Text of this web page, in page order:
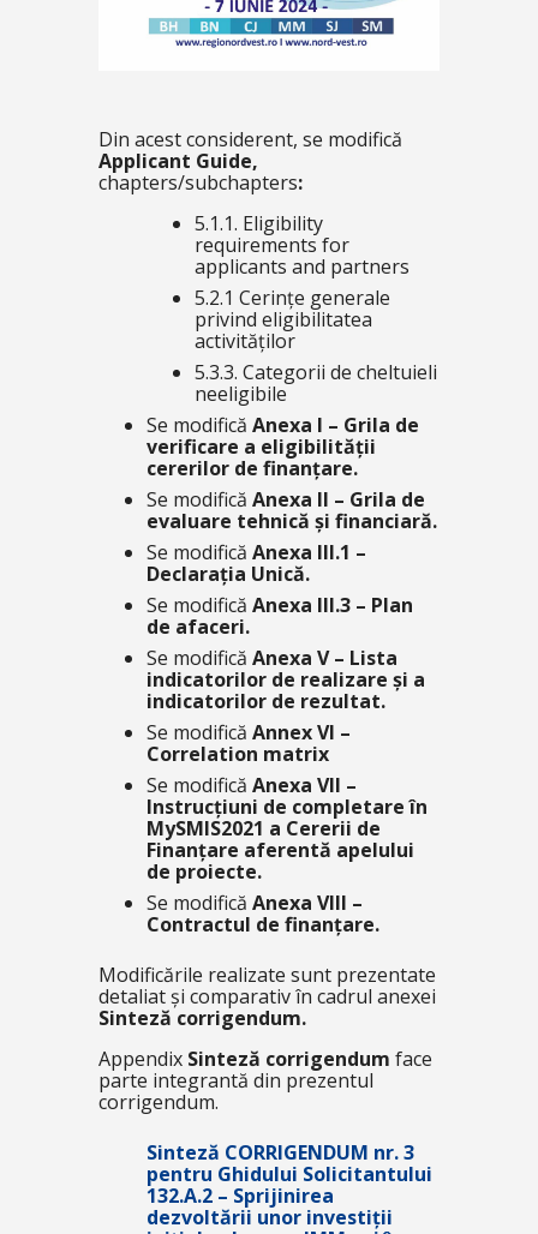
Din acest considerent, se modifică
Applicant Guide,
chapters/subchapters:
5.1.1. Eligibility
requirements for
applicants and partners
5.2.1 Cerințe generale
privind eligibilitatea
activităților
5.3.3. Categorii de cheltuieli
neeligibile
Se modifică Anexa I – Grila de
verificare a eligibilității
cererilor de finanțare.
Se modifică Anexa II – Grila de
evaluare tehnică și financiară.
Se modifică Anexa III.1 –
Declarația Unică.
Se modifică Anexa III.3 – Plan
de afaceri.
Se modifică Anexa V – Lista
indicatorilor de realizare și a
indicatorilor de rezultat.
Se modifică Annex VI –
Correlation matrix
Se modifică Anexa VII –
Instrucțiuni de completare în
MySMIS2021 a Cererii de
Finanțare aferentă apelului
de proiecte.
Se modifică Anexa VIII –
Contractul de finanțare.
Modificările realizate sunt prezentate
detaliat și comparativ în cadrul anexei
Sinteză corrigendum.
Appendix Sinteză corrigendum face
parte integrantă din prezentul
corrigendum.
Sinteză CORRIGENDUM nr. 3
pentru Ghidului Solicitantului
132.A.2 – Sprijinirea
dezvoltării unor investiții